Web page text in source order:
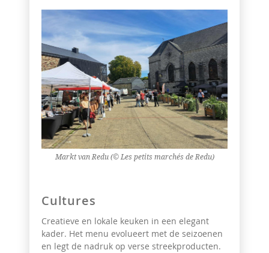
Markt van Redu (© Les petits marchés de Redu)
Cultures
Creatieve en lokale keuken in een elegant
kader. Het menu evolueert met de seizoenen
en legt de nadruk op verse streekproducten.